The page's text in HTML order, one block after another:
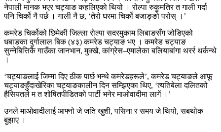
नेपाली मानक भएर चट्याङ कहलिएको थियो । रोल्पा रुकुमतिर त गाली गर्दा
पनि चिर्को नै पर्छ । गाली नै छ, ‘तेरो घरमा चिर्को बजाङ्ङो परोस् ।’
कमरेड चिर्कोको छिमेकी जिल्ला रोल्पा सदरमुकाम लिबाङसँग जोडिएको
धबाङका दुर्गालाल बिक (४३) कमरेड चट्याङ भए । कमरेड चट्याङ
सुन्नेबित्तिकै गाउँका जानभान, मुक्खे, कांग्रेस–एमालेका बलियाबांगा थरर्र थर्कन्थे
।
‘चट्याङलाई जिम्मा दिए ठीक पार्छ भन्थे कमरेडहरूले’, कमरेड चट्याङले आफू
चट्याङहुँदाखेरिका चट्याङकालीन दिन सम्झिएका थिए, ‘त्यतिबेला दलितको
हैसियतले म त शोषितपीडितको पार्टी भनेर माओवादीमा लागें ।’
उनले माओवादीलाई आफ्नो जे जति खुशी, पसिना र समय जे थियो, सबथोक
बुझाए ।